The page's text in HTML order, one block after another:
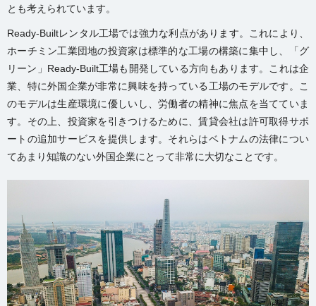
とも考えられています。
Ready-Builtレンタル工場では強力な利点があります。これにより、
ホーチミン工業団地の投資家は標準的な工場の構築に集中し、「グ
リーン」Ready-Built工場も開発している方向もあります。これは企
業、特に外国企業が非常に興味を持っている工場のモデルです。こ
のモデルは生産環境に優しいし、労働者の精神に焦点を当てていま
す。その上、投資家を引きつけるために、賃貸会社は許可取得サポ
ートの追加サービスを提供します。それらはベトナムの法律につい
てあまり知識のない外国企業にとって非常に大切なことです。